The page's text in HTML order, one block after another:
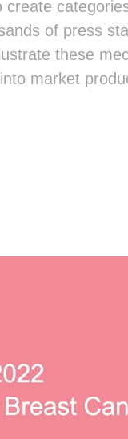
of press
these
market